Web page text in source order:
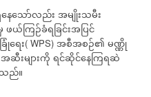
ေသော်လည်း အမျိုးသမီး
ဖယ်ကြဉ်ခံရခြင်းအပြင်
ခြုံရေး( WPS) အစီအစဉ်၏ မဏ္ဏို
းများကို ရင်ဆိုင်နေကြရဆဲ
သည်။